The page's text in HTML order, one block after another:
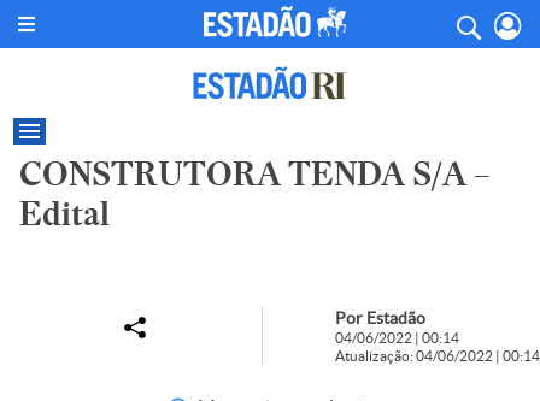
CONSTRUTORA TENDA S/A –
Edital
Por Estadão
04/06/2022 | 00:14
Atualização: 04/06/2022 | 00:14